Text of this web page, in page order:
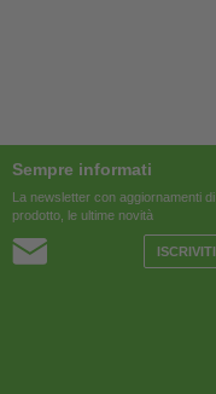
Sempre informati
La newsletter con aggiornamenti di
prodotto, le ultime novità
ISCRIVITI